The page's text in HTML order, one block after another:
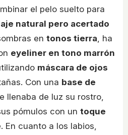
el pelo suelto para
natural pero acertado
en tonos tierra, ha
eyeliner en tono marrón
máscara de ojos
Con una base de
llenaba de luz su rostro,
pómulos con un toque
. En cuanto a los labios,